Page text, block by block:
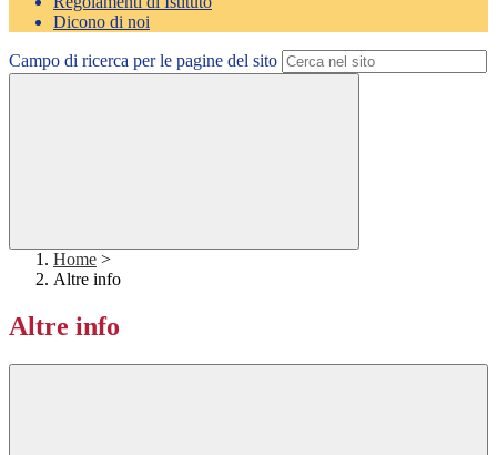
Dicono di noi
Campo di ricerca per le pagine del sito
Home >
Altre info
Altre info